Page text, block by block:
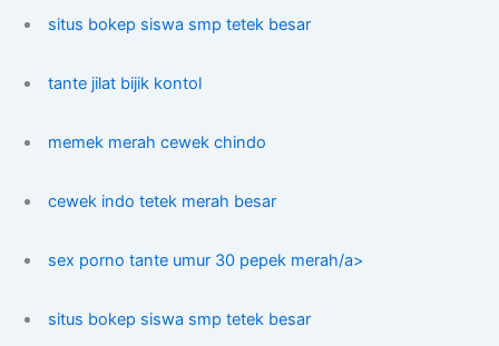
situs bokep siswa smp tetek besar
tante jilat bijik kontol
memek merah cewek chindo
cewek indo tetek merah besar
sex porno tante umur 30 pepek merah/a>
situs bokep siswa smp tetek besar